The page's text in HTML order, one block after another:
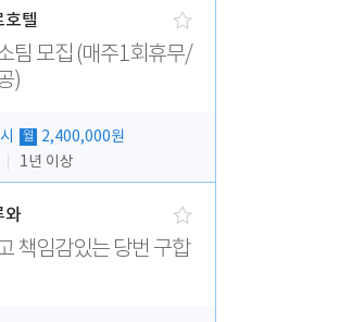
호텔
팀 모집 (매주1회휴무/
)
월
2,400,000원
1년 이상
와
책임감있는 당번 구합